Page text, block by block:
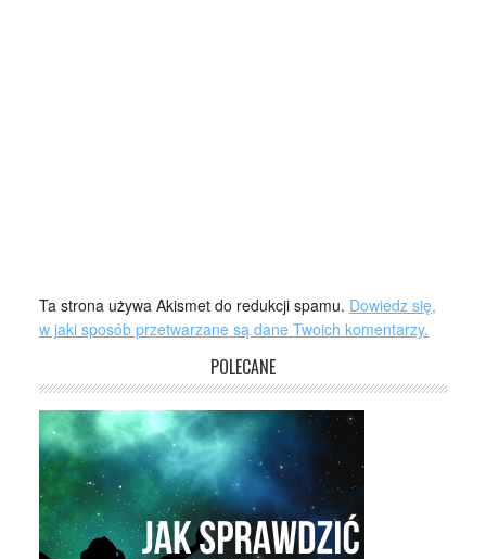
Ta strona używa Akismet do redukcji spamu. Dowiedz się,
w jaki sposób przetwarzane są dane Twoich komentarzy.
POLECANE